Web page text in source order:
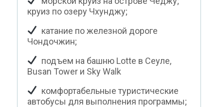
круиз по озеру Чхунджу;
катание по железной дороге
Чондочжин;
подъем на башню Lotte в Сеуле,
Busan Tower и Sky Walk
комфортабельные туристические
автобусы для выполнения программы;